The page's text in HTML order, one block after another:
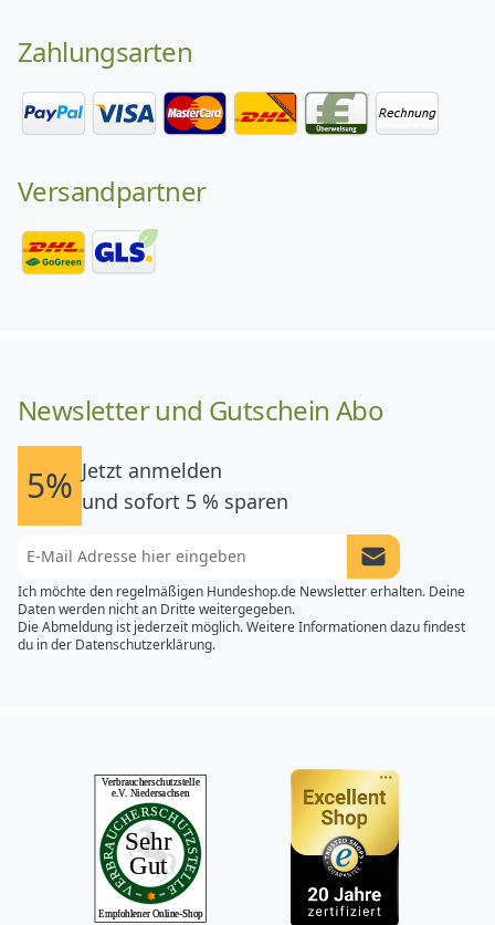
Zahlungsarten
Versandpartner
Newsletter und Gutschein Abo
5% Jetzt anmelden
und sofort 5 % sparen
Newsletter
Ich möchte den regelmäßigen Hundeshop.de Newsletter erhalten. Deine
Daten werden nicht an Dritte weitergegeben.
Die Abmeldung ist jederzeit möglich. Weitere Informationen dazu findest
du in der Datenschutzerklärung.